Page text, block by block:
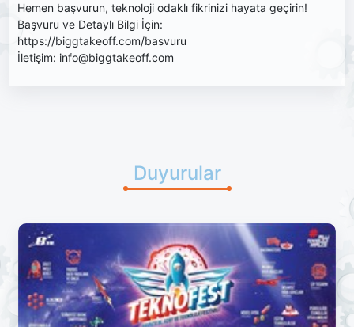
Hemen başvurun, teknoloji odaklı fikrinizi hayata geçirin!
Başvuru ve Detaylı Bilgi İçin:
https://biggtakeoff.com/basvuru
İletişim: info@biggtakeoff.com
Duyurular